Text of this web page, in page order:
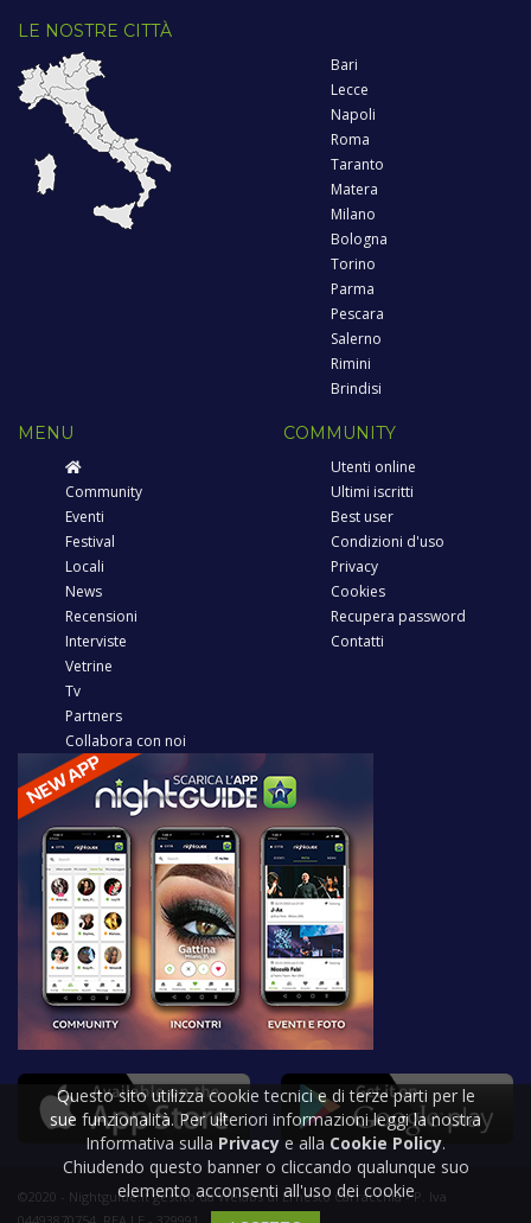
LE NOSTRE CITTÀ
Bari
Lecce
Napoli
Roma
Taranto
Matera
Milano
Bologna
Torino
Parma
Pescara
Salerno
Rimini
Brindisi
MENU
Community
Eventi
Festival
Locali
News
Recensioni
Interviste
Vetrine
Tv
Partners
Collabora con noi
COMMUNITY
Utenti online
Ultimi iscritti
Best user
Condizioni d'uso
Privacy
Cookies
Recupera password
Contatti
©2020 - Nightguide.it gestito da Welabs di Ernesto Carracchia - P. Iva
04493870754, REA LE - 329991
Questo sito utilizza cookie tecnici e di terze parti per le
sue funzionalità. Per ulteriori informazioni leggi la nostra
Informativa sulla Privacy e alla Cookie Policy.
Chiudendo questo banner o cliccando qualunque suo
elemento acconsenti all'uso dei cookie